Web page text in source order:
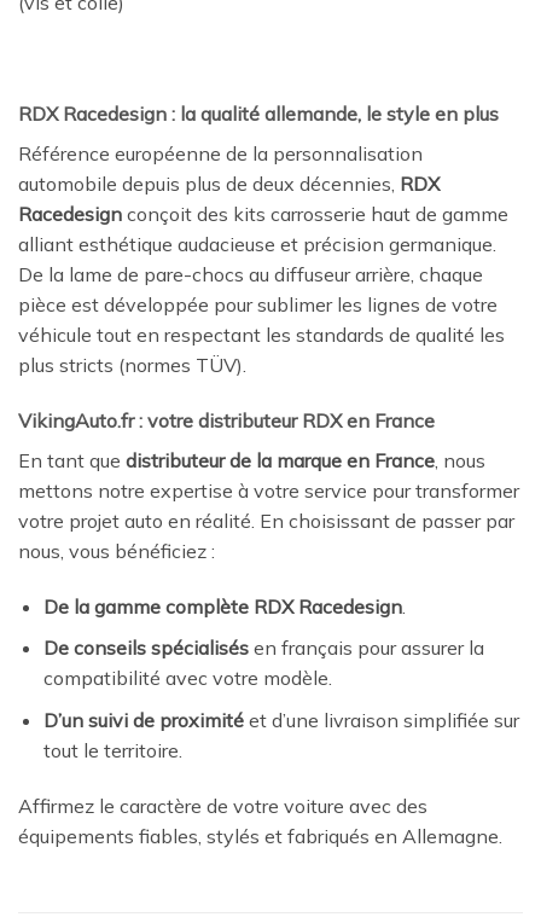
RDX Racedesign : la qualité allemande, le style en plus
Référence européenne de la personnalisation
automobile depuis plus de deux décennies, RDX
Racedesign conçoit des kits carrosserie haut de gamme
alliant esthétique audacieuse et précision germanique.
De la lame de pare-chocs au diffuseur arrière, chaque
pièce est développée pour sublimer les lignes de votre
véhicule tout en respectant les standards de qualité les
plus stricts (normes TÜV).
VikingAuto.fr : votre distributeur RDX en France
En tant que distributeur de la marque en France , nous
mettons notre expertise à votre service pour transformer
votre projet auto en réalité. En choisissant de passer par
nous, vous bénéficiez :
De la gamme complète RDX Racedesign.
De conseils spécialisésen français pour assurer la
compatibilité avec votre modèle.
D’un suivi de proximitéet d’une livraison simplifiée sur
tout le territoire.
Affirmez le caractère de votre voiture avec des
équipements fiables, stylés et fabriqués en Allemagne.